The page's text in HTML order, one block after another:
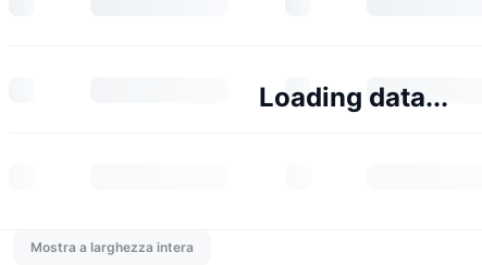
Loading data...
Mostra a larghezza intera